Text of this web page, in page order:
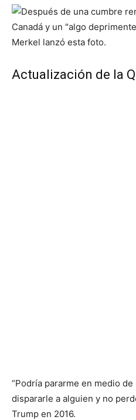
Actualización de la
“Podría pararme en medio
dispararle a alguien y no
Trump en 2016.